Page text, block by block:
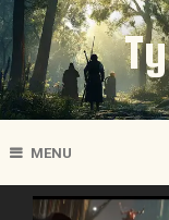
MENU